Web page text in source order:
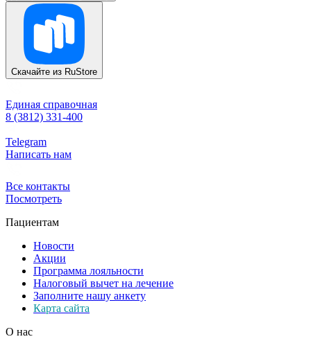
Скачайте из RuStore
Единая справочная
8 (3812) 331-400
Telegram
Написать нам
Все контакты
Посмотреть
Пациентам
Новости
Акции
Программа лояльности
Налоговый вычет на лечение
Заполните нашу анкету
Карта сайта
О нас